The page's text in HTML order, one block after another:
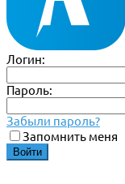
Логин:
Пароль:
Забыли пароль?
Запомнить меня